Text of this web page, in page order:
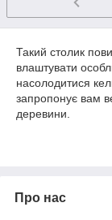
Такий столик
влаштувати
насолодитися
запропонує вам
деревини.
інтер'єру. Вони
У чому переваги
Про нас